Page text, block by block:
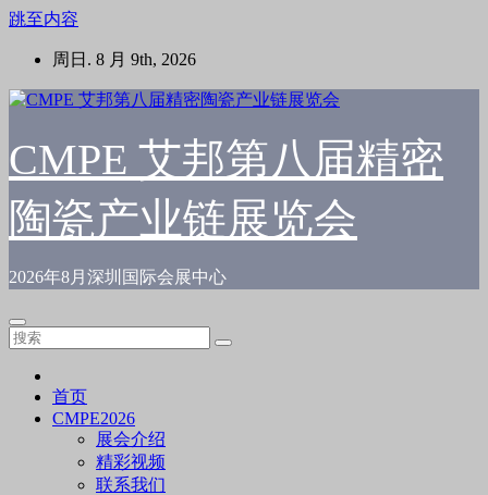
跳至内容
周日. 8 月 9th, 2026
CMPE 艾邦第八届精密
陶瓷产业链展览会
2026年8月深圳国际会展中心
首页
CMPE2026
展会介绍
精彩视频
联系我们